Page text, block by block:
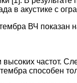
в акустике с
ВЧ показан
частот.
способен